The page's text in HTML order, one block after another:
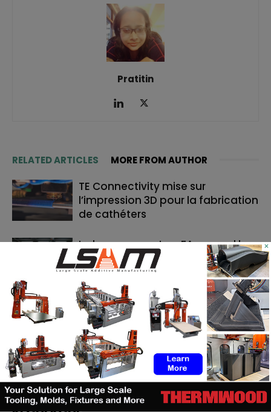
Pratitin
RELATED ARTICLES MORE FROM AUTHOR
TE Connectivity mise sur
l’impression 3D pour la fabrication
de cathéters
Le bon moment en FA : quand les
fabricants de machines doivent
lancer, et quand les utilisateurs
doivent investir
Cavan Sullivan inaugure les
toutes premières chaussures de
football adidas imprimées en 3D
×